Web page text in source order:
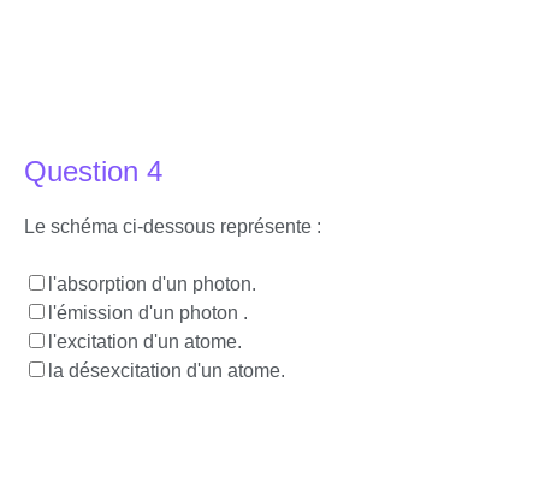
Question 4
Le schéma ci-dessous représente :
l'absorption d'un photon.
l'émission d'un photon .
l'excitation d'un atome.
la désexcitation d'un atome.